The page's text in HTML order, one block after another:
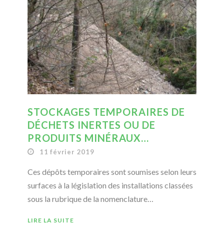
STOCKAGES TEMPORAIRES DE
DÉCHETS INERTES OU DE
PRODUITS MINÉRAUX…
11 février 2019
Ces dépôts temporaires sont soumises selon leurs
surfaces à la législation des installations classées
sous la rubrique de la nomenclature…
LIRE LA SUITE